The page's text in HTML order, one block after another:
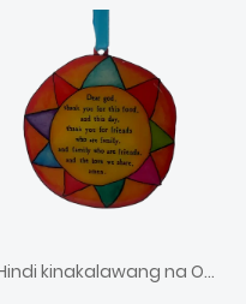
Hindi kinakalawang na Offset Printing Christmas Ornament